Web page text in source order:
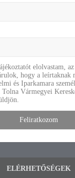
elolvastam,
hogy a leírtaknak
és Iparkamara
Vármegyei
ELÉRHETŐSÉGEK